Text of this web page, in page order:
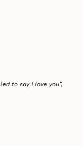
to say I love you”,